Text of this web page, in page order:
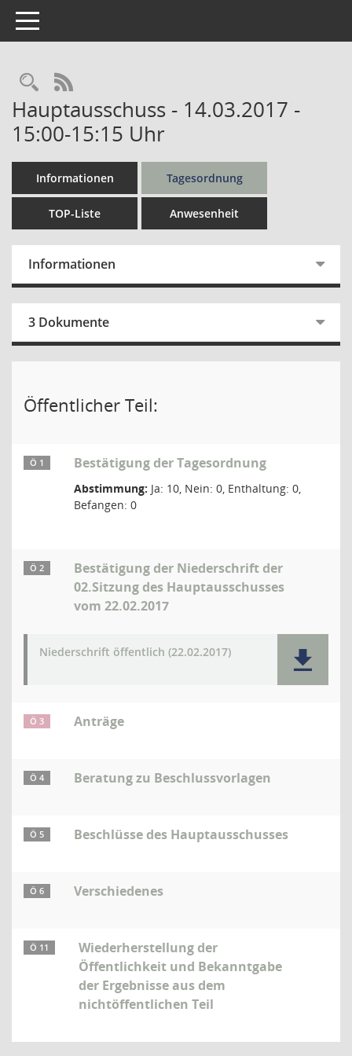
Toggle navigation
Rechercheauswahl
RSS-Feed
Hauptausschuss - 14.03.2017 -
15:00-15:15 Uhr
Informationen Tagesordnung
TOP-Liste Anwesenheit
Informationen
3 Dokumente
Öffentlicher Teil:
Ö 1 Bestätigung der Tagesordnung
Abstimmung: Ja: 10, Nein: 0, Enthaltung: 0,
Befangen: 0
Ö 2
Bestätigung der Niederschrift der
02.Sitzung des Hauptausschusses
vom 22.02.2017
Niederschrift öffentlich (22.02.2017)
Ö 3 Anträge
Ö 4 Beratung zu Beschlussvorlagen
Ö 5 Beschlüsse des Hauptausschusses
Ö 6 Verschiedenes
Ö 11
Wiederherstellung der
Öffentlichkeit und Bekanntgabe
der Ergebnisse aus dem
nichtöffentlichen Teil